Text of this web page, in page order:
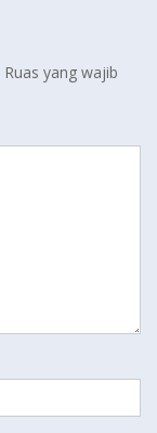
Ruas yang wajib